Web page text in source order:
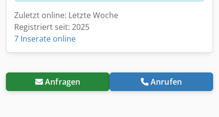
Zuletzt online: Letzte Woche
Registriert seit: 2025
7 Inserate online
Anfragen Anrufen